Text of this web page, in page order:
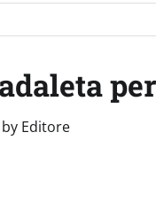
by Editore